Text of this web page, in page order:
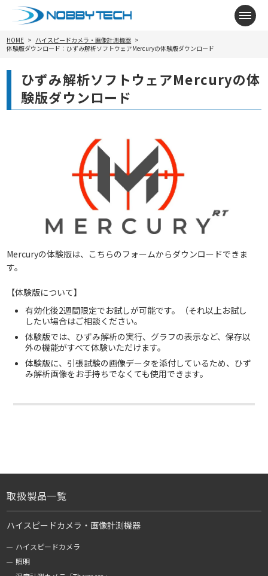
メニ
HOME
ハイスピードカメラ・画像計測機器
体験版ダウンロード：ひずみ解析ソフトウェアMercuryの体験版ダウンロード
ひずみ解析ソフトウェアMercuryの体
験版ダウンロード
Mercuryの体験版は、こちらのフォームからダウンロードできま
す。
【体験版について】
有効化後2週間限定でお試しが可能です。（それ以上お試し
したい場合はご相談ください。
体験版では、ひずみ解析の実行、グラフの表示など、保存以
外の機能がすべて体験いただけます。
体験版に、引張試験の画像データを添付しているため、ひず
み解析画像をお手持ちでなくても使用できます。
取扱製品一覧
ハイスピードカメラ・画像計測機器
ハイスピードカメラ
照明